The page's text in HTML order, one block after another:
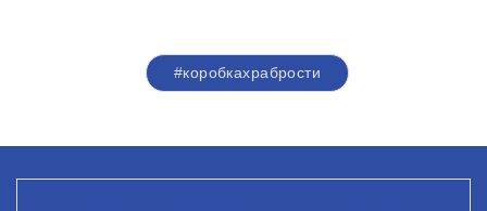
#коробкахрабрости